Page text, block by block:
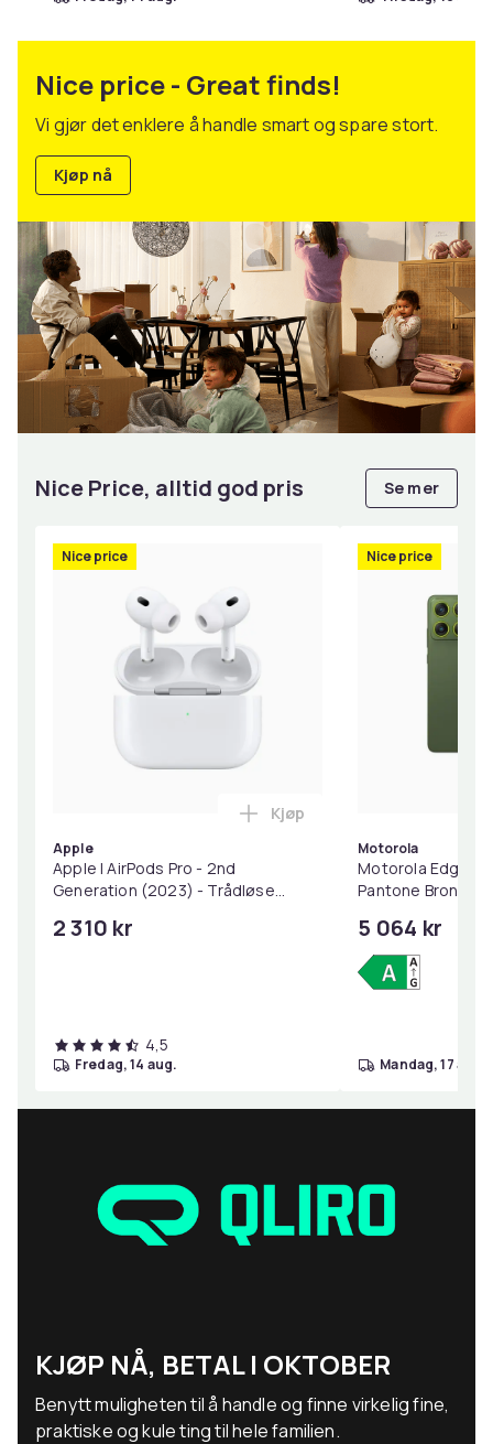
Nice price - Great finds!
Vi gjør det enklere å handle smart og spare stort.
Kjøp nå
Nice Price, alltid god pris Se mer
Nice price
Apple
Apple | AirPods Pro - 2nd
Generation (2023) - Trådløse
støyreduksjon - hvit | Magsafe
2 310 kr
Legg Apple | AirPods Pro -
Kjøp
4,5
fredag, 14 aug.
Nice price
Motorola
Motorola Edge 70
Pantone Bronze
5 064 kr
mandag, 17 aug.
KJØP NÅ, BETAL I OKTOBER
Benytt muligheten til å handle og finne virkelig fine,
praktiske og kule ting til hele familien.